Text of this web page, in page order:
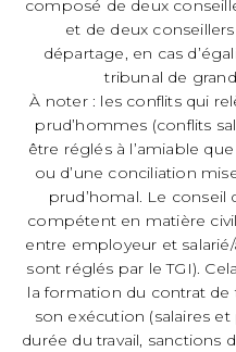
composé de deux
et de deux
départage, en cas
tribunal de
À noter : les conflits qui
prud’hommes (conflits
être réglés à l’amiable
ou d’une conciliation
prud’homal. Le conseil
compétent en matière
entre employeur et
sont réglés par le TGI).
la formation du contrat de
son exécution (salaires
durée du travail, sanctions